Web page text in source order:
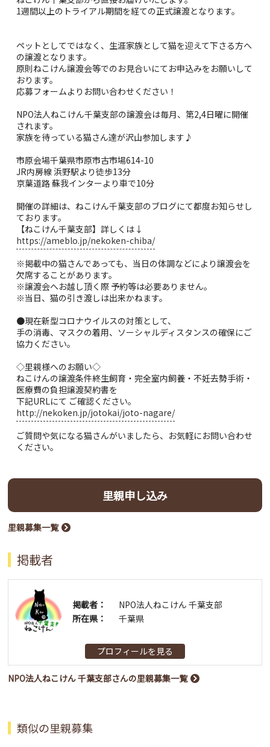
1週間以上のトライアル期間を経ての正式譲渡となります。
ペットとしてではなく、生涯家族として猫を迎えて下さる方へ
の譲渡となります。
原則ねこけん譲渡会等でのお見合いにてお申込みをお願いして
おります。
応募フォームよりお問い合わせください！
NPO法人ねこけん千葉支部の譲渡会は毎月、第2,4日曜に開催
されます。
家族を待っている猫さん達が沢山参加します♪
市原会場千葉県市原市古市場614-10
JR内房線 浜野駅より徒歩13分
京葉道路 蘇我インターより車で10分
開催の詳細は、ねこけん千葉支部のブログにて都度お知らせし
ております。
【ねこけん千葉支部】詳しくは↓
https://ameblo.jp/nekoken-chiba/
※掲載中の猫さんであっても、当日の体調などにより譲渡会を
欠席することがあります。
※譲渡会へお越し頂く際 予約等は必要ありません。
※当日、猫の引き渡しは出来かねます。
●現在新型コロナウイルスの対策として、
手の消毒、マスクの着用、ソーシャルディスタンスの確保にご
協力ください。
◇里親様へのお願い◇
ねこけんの譲渡条件終生飼育・完全室内飼養・不妊去勢手術・
医療費の負担譲渡契約書を
下記URLにて ご確認ください。
http://nekoken.jp/jotokai/joto-nagare/
ご質問や気になる猫さんがいましたら、お気軽にお問い合わせ
ください。
里親申し込み
里親募集一覧
掲載者
掲載者：
NPO法人ねこけん 千葉支部
所在県：
千葉県
プロフィールを見る
NPO法人ねこけん 千葉支部さんの里親募集一覧
類似の里親募集